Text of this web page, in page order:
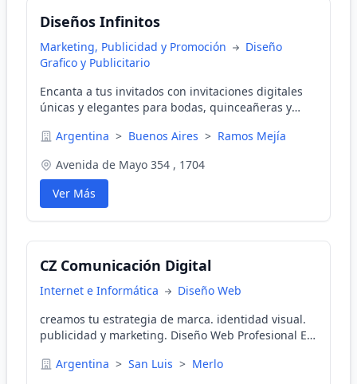
Diseños Infinitos
Marketing, Publicidad y Promoción
Diseño
Grafico y Publicitario
Encanta a tus invitados con invitaciones digitales
únicas y elegantes para bodas, quinceañeras y
momentos.
Argentina > Buenos Aires > Ramos Mejía
Avenida de Mayo 354 , 1704
Ver Más
CZ Comunicación Digital
Internet e Informática
Diseño Web
creamos tu estrategia de marca. identidad visual.
publicidad y marketing. Diseño Web Profesional En
Estancia Grande, Trapiche, La Carolina, El Volcán.
Argentina > San Luis > Merlo